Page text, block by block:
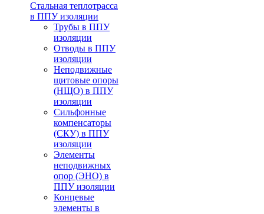
Стальная теплотрасса
в ППУ изоляции
Трубы в ППУ
изоляции
Отводы в ППУ
изоляции
Неподвижные
щитовые опоры
(НЩО) в ППУ
изоляции
Cильфонные
компенсаторы
(СКУ) в ППУ
изоляции
Элементы
неподвижных
опор (ЭНО) в
ППУ изоляции
Концевые
элементы в